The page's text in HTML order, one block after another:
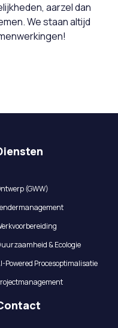
aarzel dan
We staan altijd
(GWW)
& Ecologie
Powered Procesoptimalisatie